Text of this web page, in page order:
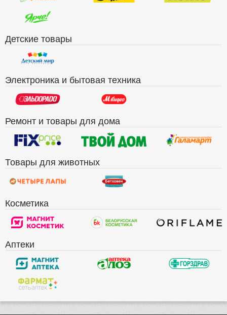
Детские товары
Электроника и бытовая техника
Ремонт и товары для дома
Товары для животных
Косметика
Аптеки